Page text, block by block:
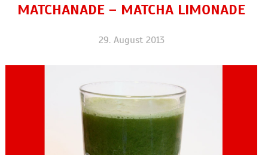
MATCHANADE – MATCHA LIMONADE
29. August 2013